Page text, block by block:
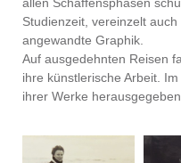
Studienzeit, vereinzelt
angewandte Graphik.
Auf ausgedehnten Reisen
ihre künstlerische Arbeit.
ihrer Werke herausgegeben.